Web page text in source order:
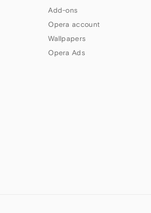
Add-ons
Opera account
Wallpapers
Opera Ads